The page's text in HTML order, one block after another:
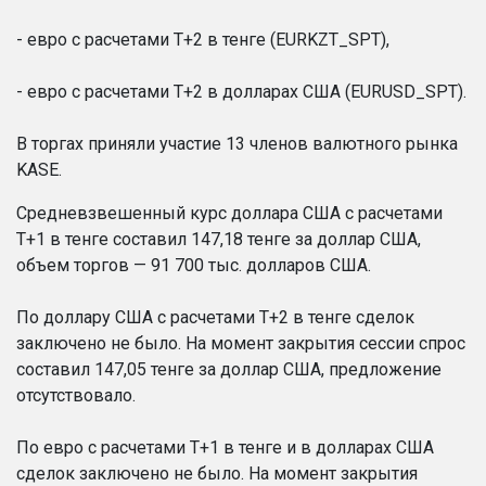
- евро с расчетами Т+2 в тенге (EURKZT_SPT),
- евро с расчетами Т+2 в долларах США (EURUSD_SPT).
В торгах приняли участие 13 членов валютного рынка
KASE.
Средневзвешенный курс доллара США с расчетами
T+1 в тенге составил 147,18 тенге за доллар США,
объем торгов — 91 700 тыс. долларов США.
По доллару США с расчетами T+2 в тенге сделок
заключено не было. На момент закрытия сессии спрос
составил 147,05 тенге за доллар США, предложение
отсутствовало.
По евро с расчетами Т+1 в тенге и в долларах США
сделок заключено не было. На момент закрытия